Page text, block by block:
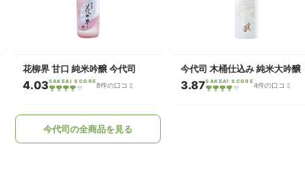
花柳界 甘口 純米吟醸 今代司
4.03SAKEAI SCORE8件の口コミ
今代司 木桶仕込み 純米大吟醸
3.87SAKEAI SCORE4件の口コミ
今代司の全商品を見る